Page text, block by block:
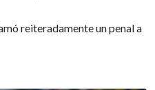
reiteradamente un penal a